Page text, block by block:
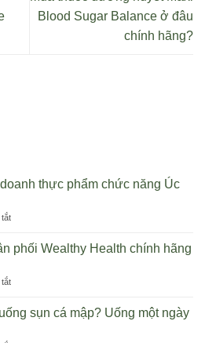
Blood Sugar Balance ở đâu
chính hãng?
thực phẩm chức năng Úc
tắtở
năng
kinh
thực
chức
phối Wealthy Health chính hãng
tắtở
đại
sụn cá mập? Uống một ngày